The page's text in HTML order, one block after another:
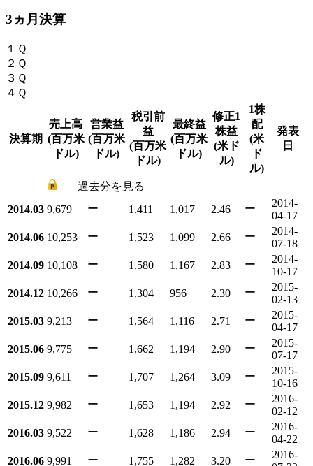
3ヵ月決算
１Ｑ
２Ｑ
３Ｑ
４Ｑ
決算期
売上高
(百万米
ドル)
営業益
(百万米
ドル)
税引前
益
(百万米
ドル)
最終益
(百万米
ドル)
修正1
株益
(米ド
ル)
1株
配
(米
ド
ル)
発表
日
過去分を見る
2014.03 9,679 ー 1,411 1,017 2.46 ー
2014-
04-17
2014.06 10,253 ー 1,523 1,099 2.66 ー
2014-
07-18
2014.09 10,108 ー 1,580 1,167 2.83 ー
2014-
10-17
2014.12 10,266 ー 1,304 956 2.30 ー
2015-
02-13
2015.03 9,213 ー 1,564 1,116 2.71 ー
2015-
04-17
2015.06 9,775 ー 1,662 1,194 2.90 ー
2015-
07-17
2015.09 9,611 ー 1,707 1,264 3.09 ー
2015-
10-16
2015.12 9,982 ー 1,653 1,194 2.92 ー
2016-
02-12
2016.03 9,522 ー 1,628 1,186 2.94 ー
2016-
04-22
2016.06 9,991 ー 1,755 1,282 3.20 ー
2016-